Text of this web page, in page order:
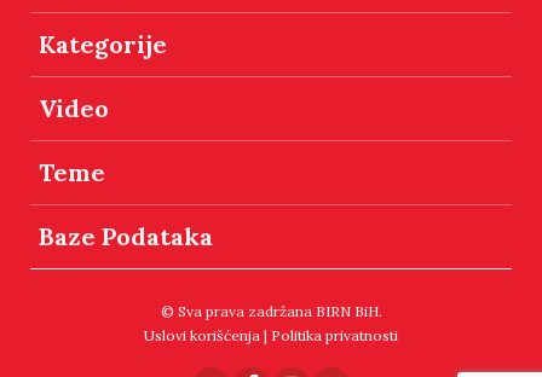
Kategorije
Video
Teme
Baze Podataka
© Sva prava zadržana BIRN BiH.
Uslovi korišćenja | Politika privatnosti